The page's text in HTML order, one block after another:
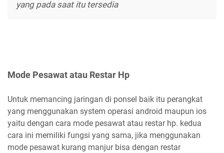
yang pada saat itu tersedia
Mode Pesawat atau Restar Hp
Untuk memancing jaringan di ponsel baik itu perangkat
yang menggunakan system operasi android maupun ios
yaitu dengan cara mode pesawat atau restar hp. kedua
cara ini memiliki fungsi yang sama, jika menggunakan
mode pesawat kurang manjur bisa dengan restar